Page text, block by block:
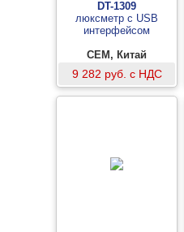
DT-1309
люксметр с USB
интерфейсом
CEM, Китай
9 282 руб. с НДС